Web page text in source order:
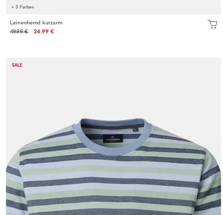
+ 3 Farben
Leinenhemd kurzarm
49.99 €
24.99 €
SALE